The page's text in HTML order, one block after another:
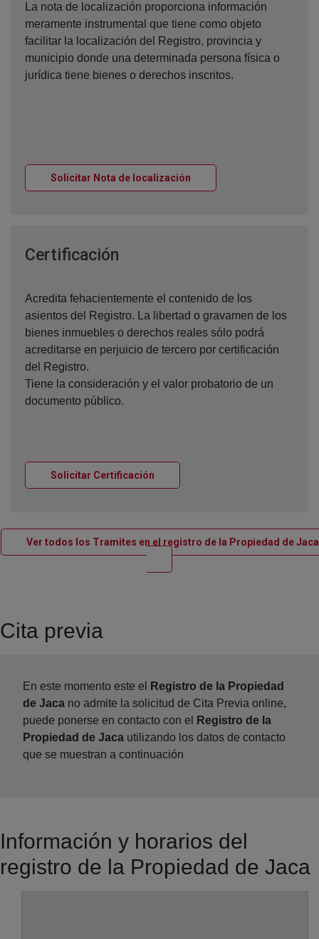
La nota de localización proporciona información
meramente instrumental que tiene como objeto
facilitar la localización del Registro, provincia y
municipio donde una determinada persona física o
jurídica tiene bienes o derechos inscritos.
Solicitar Nota de localización
Certificación
Acredita fehacientemente el contenido de los
asientos del Registro. La libertad o gravamen de los
bienes inmuebles o derechos reales sólo podrá
acreditarse en perjuicio de tercero por certificación
del Registro.
Tiene la consideración y el valor probatorio de un
documento público.
Solicitar Certificación
Ver todos los Tramites en el registro de la Propiedad de Jaca
Ventana nueva
Cita previa
En este momento este el
Registro de la Propiedad
de Jaca no admite la solicitud de Cita Previa online,
puede ponerse en contacto con el
Registro de la
Propiedad de Jaca utilizando los datos de contacto
que se muestran a continuación
Información y horarios del
registro de la Propiedad de Jaca